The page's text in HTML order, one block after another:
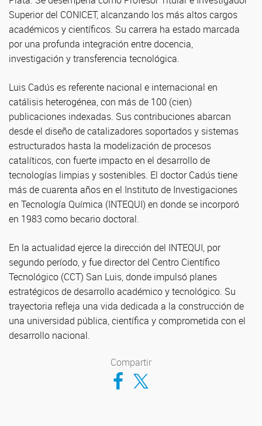
Superior del CONICET, alcanzando los más altos cargos
académicos y científicos. Su carrera ha estado marcada
por una profunda integración entre docencia,
investigación y transferencia tecnológica.
Luis Cadús es referente nacional e internacional en
catálisis heterogénea, con más de 100 (cien)
publicaciones indexadas. Sus contribuciones abarcan
desde el diseño de catalizadores soportados y sistemas
estructurados hasta la modelización de procesos
catalíticos, con fuerte impacto en el desarrollo de
tecnologías limpias y sostenibles. El doctor Cadús tiene
más de cuarenta años en el Instituto de Investigaciones
en Tecnología Química (INTEQUI) en donde se incorporó
en 1983 como becario doctoral.
En la actualidad ejerce la dirección del INTEQUI, por
segundo período, y fue director del Centro Científico
Tecnológico (CCT) San Luis, donde impulsó planes
estratégicos de desarrollo académico y tecnológico. Su
trayectoria refleja una vida dedicada a la construcción de
una universidad pública, científica y comprometida con el
desarrollo nacional.
Compartir
Compartir en Facebook
Compartir en Twitter